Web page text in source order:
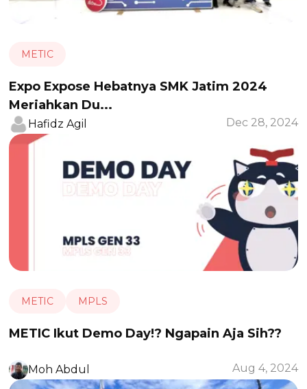
METIC
Expo Expose Hebatnya SMK Jatim 2024
Meriahkan Du...
Hafidz Agil Dec 28, 2024
METIC MPLS
METIC Ikut Demo Day!? Ngapain Aja Sih??
Moh Abdul Aug 4, 2024